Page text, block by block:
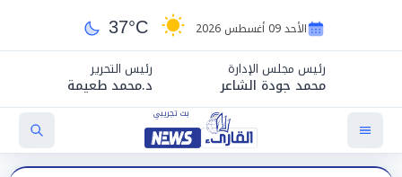
الأحد 09 أغسطس 2026 37°C
رئيس مجلس الإدارة
محمد جودة الشاعر
رئيس التحرير
د.محمد طعيمة